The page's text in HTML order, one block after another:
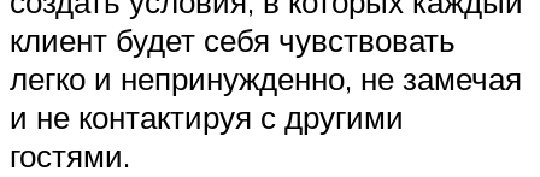
клиент будет себя чувствовать
легко и непринужденно, не замечая
и не контактируя с другими
гостями.